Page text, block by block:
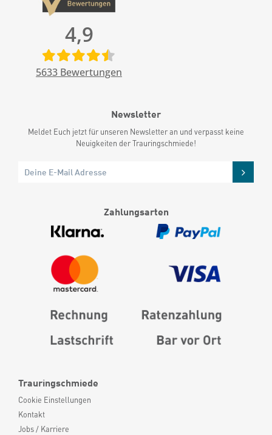
Trauringschmiede
Cookie Einstellungen
Kontakt
Jobs / Karriere
4,9
5633 Bewertungen
Newsletter
Meldet Euch jetzt für unseren Newsletter an und verpasst keine
Neuigkeiten der Trauringschmiede!
Zahlungsarten